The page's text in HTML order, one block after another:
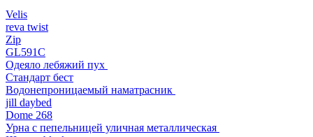
Velis
reva twist
Zip
GL591C
Одеяло лебяжий пух
Стандарт бест
Водонепроницаемый наматрасник
jill daybed
Dome 268
Урна с пепельницей уличная металлическая